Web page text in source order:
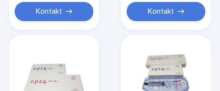
Über uns
Kontakt Kontakt